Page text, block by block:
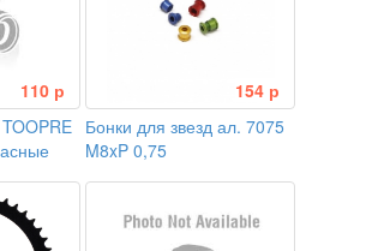
110 р
154 р
Бонки для звезд ал. 7075
M8xP 0,75